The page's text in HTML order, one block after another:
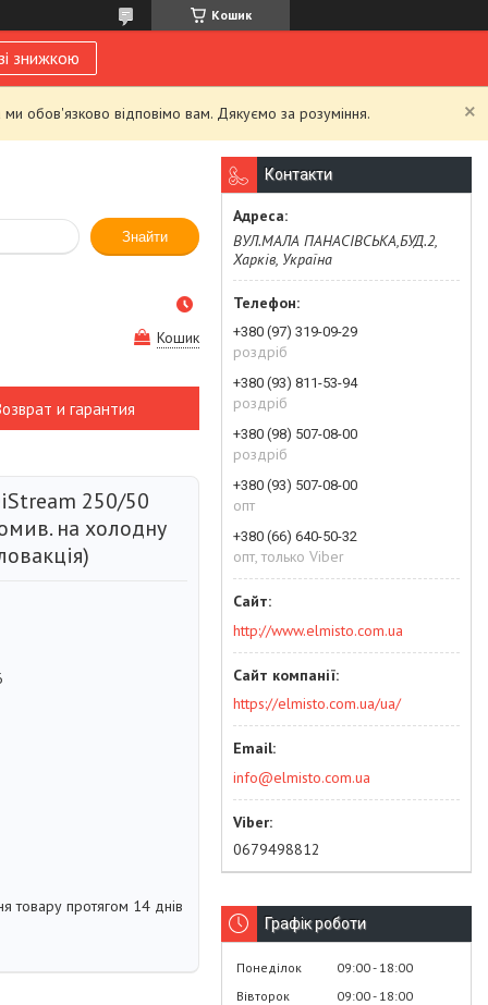
Кошик
знижкою
обов'язково відповімо вам. Дякуємо за розуміння.
Знайти
Кошик
и гарантия
250/50
на холодну
товару протягом 14 днів
Контакти
ВУЛ.МАЛА ПАНАСІВСЬКА,БУД.2,
Харків, Україна
+380 (97) 319-09-29
роздріб
+380 (93) 811-53-94
роздріб
+380 (98) 507-08-00
роздріб
+380 (93) 507-08-00
опт
+380 (66) 640-50-32
опт, только Viber
http://www.elmisto.com.ua
https://elmisto.com.ua/ua/
info@elmisto.com.ua
0679498812
Графік роботи
Понеділок 09:00 18:00
Вівторок
09:00 18:00